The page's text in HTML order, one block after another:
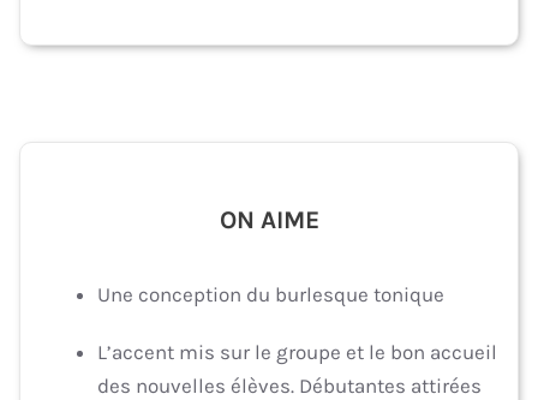
ON AIME
Une conception du burlesque tonique
L’accent mis sur le groupe et le bon accueil
des nouvelles élèves. Débutantes attirées